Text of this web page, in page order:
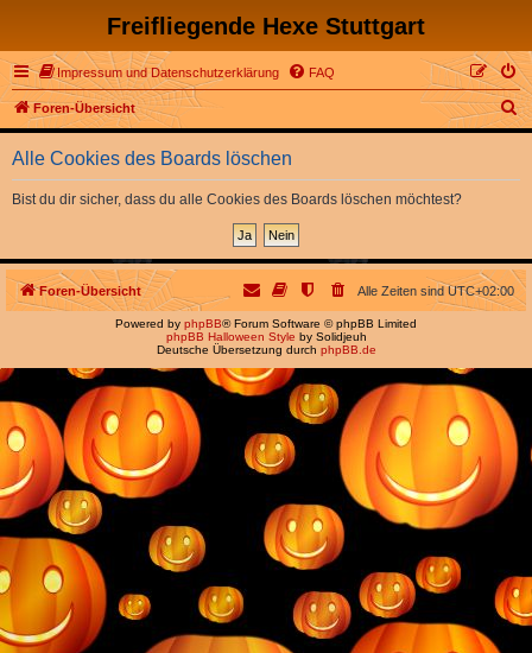
Freifliegende Hexe Stuttgart
Impressum und Datenschutzerklärung FAQ
Foren-Übersicht
S
u
Alle Cookies des Boards löschen
Bist du dir sicher, dass du alle Cookies des Boards löschen möchtest?
Foren-Übersicht Alle Zeiten sindUTC+02:00
Powered by phpBB® Forum Software © phpBB Limited
phpBB Halloween Style by Solidjeuh
Deutsche Übersetzung durch phpBB.de